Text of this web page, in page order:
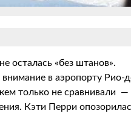
осталась «без штанов».
в аэропорту
только не сравнивали —
Кэти Перри